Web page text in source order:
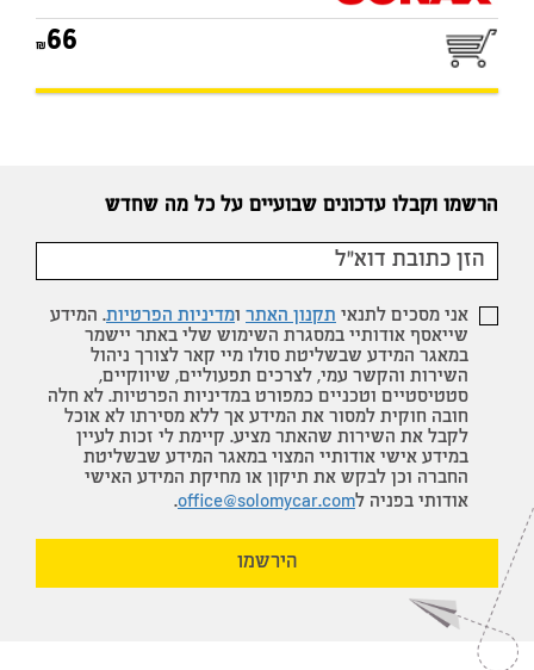
66
הרשמו וקבלו עדכונים שבועיים על כל מה שחדש
אני מסכים לתנאי תקנון האתר ומדיניות הפרטיות. המידע
שייאסף אודותיי במסגרת השימוש שלי באתר יישמר
במאגר המידע שבשליטת סולו מיי קאר לצורך ניהול
השירות והקשר עמי, לצרכים תפעוליים, שיווקיים,
סטטיסטיים וטכניים כמפורט במדיניות הפרטיות. לא חלה
חובה חוקית למסור את המידע אך ללא מסירתו לא אוכל
לקבל את השירות שהאתר מציע. קיימת לי זכות לעיין
במידע אישי אודותיי המצוי במאגר המידע שבשליטת
החברה וכן לבקש את תיקון או מחיקת המידע האישי
אודותי בפניה לoffice@solomycar.com
.
הירשמו